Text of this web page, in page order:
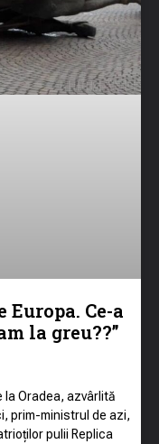
Europa. Ce-a
la greu??”
la Oradea, azvârlită
prim-ministrul de azi,
pulii Replica